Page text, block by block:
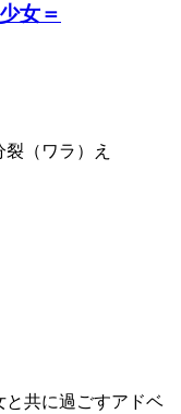
女＝
（ワラ）え
と共に過ごすアドベ